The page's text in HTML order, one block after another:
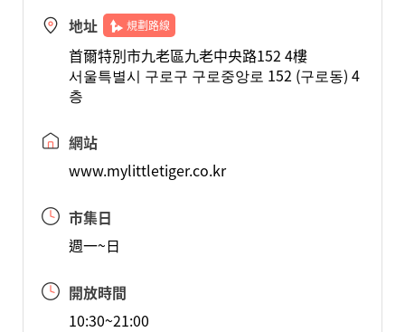
地址 規劃路線
首爾特別市九老區九老中央路152 4樓
서울특별시 구로구 구로중앙로 152 (구로동) 4
층
網站
www.mylittletiger.co.kr
市集日
週一~日
開放時間
10:30~21:00